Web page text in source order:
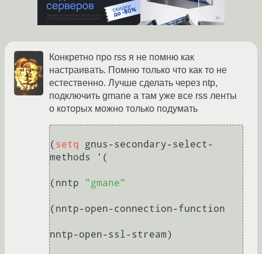
Конкретно про rss я не помню как
настраивать. Помню только что как то не
естественно. Лучше сделать через ntp,
подключить gmane а там уже все rss ленты
о которых можно только подумать
( setq gnus-secondary-select-
methods '(
(nntp "gmane"
(nntp-open-connection-function
nntp-open-ssl-stream)